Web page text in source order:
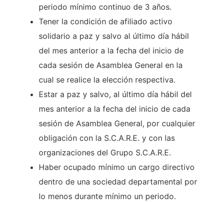
periodo mínimo continuo de 3 años.
Tener la condición de afiliado activo
solidario a paz y salvo al último día hábil
del mes anterior a la fecha del inicio de
cada sesión de Asamblea General en la
cual se realice la elección respectiva.
Estar a paz y salvo, al último día hábil del
mes anterior a la fecha del inicio de cada
sesión de Asamblea General, por cualquier
obligación con la S.C.A.R.E. y con las
organizaciones del Grupo S.C.A.R.E.
Haber ocupado mínimo un cargo directivo
dentro de una sociedad departamental por
lo menos durante mínimo un periodo.